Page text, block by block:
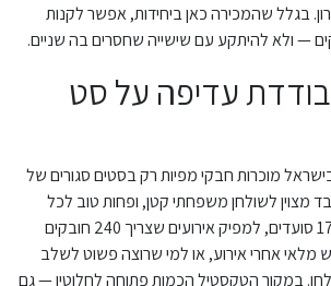
בגלל שהמכירה כאן ביחידות, אפשר לקנות
עדיפה על סט
בישראל מוכרות חבקי מפיות רק בסטים סגורים של
מצוין לשולחן משפחתי קטן, ופחות טוב לכל
השאר: לשולחן חג של 17 סועדים, למפיק אירועים שצריך 240 חובקים
מלאי אחרי אירוע, או למי שרוצה פשוט לשלב
במקור הטקסטיל הכמות פתוחה לחלוטין — גם